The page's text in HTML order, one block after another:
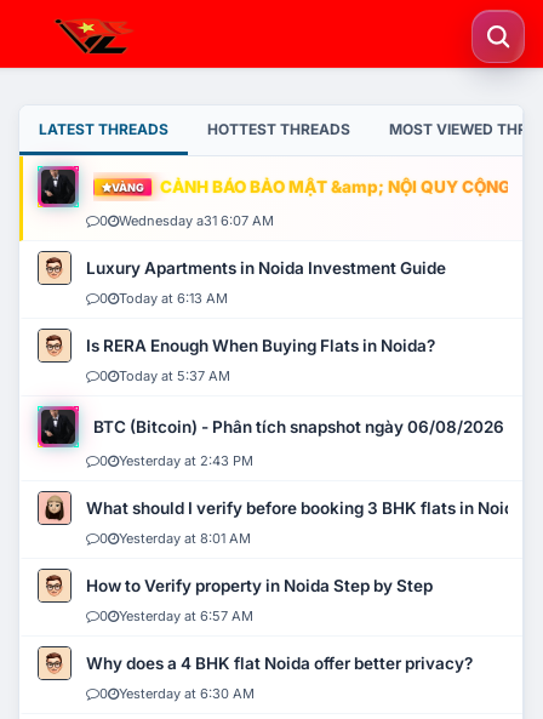
LATEST THREADS HOTTEST THREADS MOST VIEWED
VÀNG CẢNH BÁO BẢO MẬT &amp; NỘI QUY CỘNG
0 Wednesday a31 6:07 AM
Luxury Apartments in Noida Investment Guide
0 Today at 6:13 AM
Is RERA Enough When Buying Flats in Noida?
0 Today at 5:37 AM
BTC (Bitcoin) - Phân tích snapshot ngày 06/08/2026
0 Yesterday at 2:43 PM
What should I verify before booking 3 BHK flats in Noida?
0 Yesterday at 8:01 AM
How to Verify property in Noida Step by Step
0 Yesterday at 6:57 AM
Why does a 4 BHK flat Noida offer better privacy?
0 Yesterday at 6:30 AM